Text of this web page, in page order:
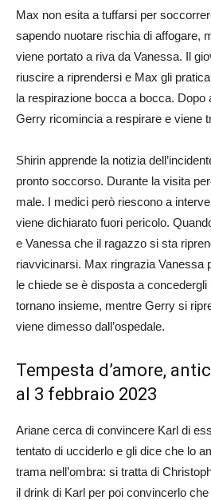
Max non esita a tuffarsi per
sapendo nuotare rischia di affogare,
viene portato a riva da Vanessa. Il
riuscire a riprendersi e Max gli
la respirazione bocca a bocca. Dopo
Gerry ricomincia a respirare e viene
Shirin apprende la notizia
pronto soccorso. Durante la visita
male. I medici però riescono a
viene dichiarato fuori pericolo.
e Vanessa che il ragazzo si sta
riavvicinarsi. Max ringrazia Vanessa
le chiede se è disposta a concedergli
tornano insieme, mentre Gerry si
viene dimesso dall’ospedale.
Tempesta d’amore,
al 3 febbraio 2023
Ariane cerca di convincere Karl di
tentato di ucciderlo e gli dice che lo
trama nell’ombra: si tratta di
il drink di Karl per poi convincerlo che